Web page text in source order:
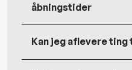
åbningstider
Kan jeg aflevere